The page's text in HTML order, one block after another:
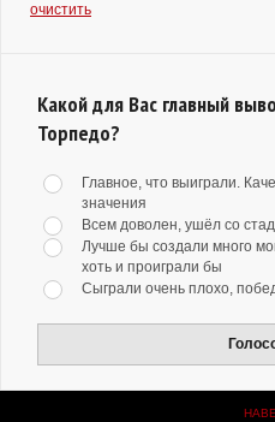
очистить
Какой для Вас главный
Торпедо?
Главное, что выиграли.
значения
Всем доволен, ушёл со
Лучше бы создали много
хоть и проиграли бы
Сыграли очень плохо,